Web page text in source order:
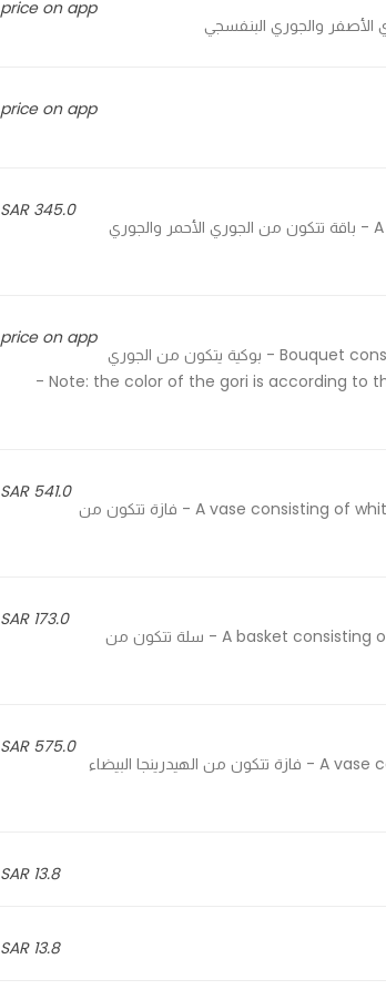
price on app
price on app
345.0 SAR
A bouquet consisting of red roses, purple roses, and patchi chocolate - باقة تتكون من الجوري الأحمر والجوري
price on app
Bouquet consisting of rosé and gypsophilia flower, in addition to chocolate patchi - بوكية يتكون من الجوري
الخربزي وزهرة الجبسوفيليا بالإضافة الى شوكليت باتشي Note: the color of the gori is according to the customer's choice -
541.0 SAR
A vase consisting of white and pink roses, white baby rose, white hydrangea and lilium flower - فازة تتكون من
173.0 SAR
A basket consisting of purple rose and lilium flower, in addition to chocolate from Bostani - سلة تتكون من
575.0 SAR
A vase consisting of white hydrangea, lilium flower, purple gori and white ravi - فازة تتكون من الهيدرينجا البيضاء
13.8 SAR
13.8 SAR